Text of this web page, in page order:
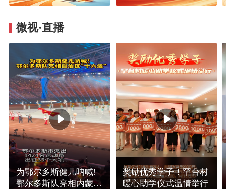
微视·直播
为鄂尔多斯健儿呐喊!
鄂尔多斯队亮相内蒙古
奖励优秀学子！罕台村
暖心助学仪式温情举行